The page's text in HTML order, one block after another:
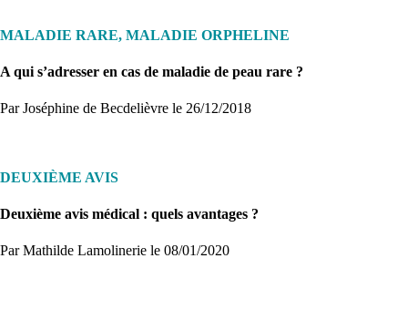
MALADIE RARE, MALADIE ORPHELINE
A qui s’adresser en cas de maladie de peau rare ?
Par Joséphine de Becdelièvre le 26/12/2018
DEUXIÈME AVIS
Deuxième avis médical : quels avantages ?
Par Mathilde Lamolinerie le 08/01/2020